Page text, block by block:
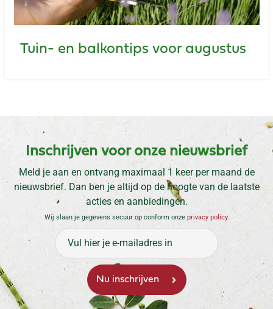
Tuin- en balkontips voor augustus
Inschrijven voor onze nieuwsbrief
Meld je aan en ontvang maximaal 1 keer per maand de
nieuwsbrief. Dan ben je altijd op de hoogte van de laatste
acties en aanbiedingen.
Wij slaan je gegevens secuur op conform onze privacy policy.